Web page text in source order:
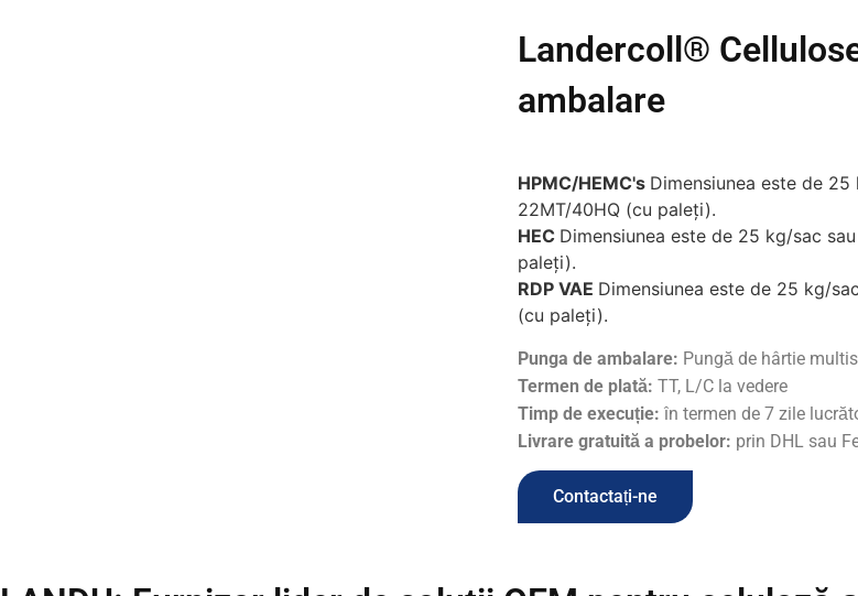
Landercoll®
ambalare
HPMC/HEMC's Dimensiunea este de
22MT/40HQ (cu paleți).
HEC Dimensiunea este de 25 kg/sac
paleți).
RDP VAE Dimensiunea este de 25 kg/
(cu paleți).
Punga de ambalare: Pungă de hârtie
Termen de plată: TT, L/C la vedere
Timp de execuție: în termen de 7 zile
Livrare gratuită a probelor: prin DHL sau
Contactați-ne